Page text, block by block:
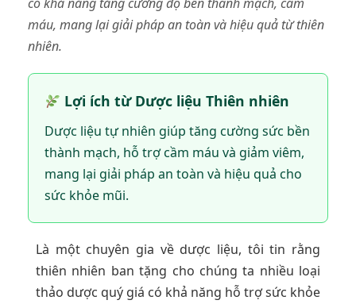
máu, mang lại giải pháp an toàn và hiệu quả từ thiên
nhiên.
Lợi ích từ Dược liệu Thiên nhiên
Dược liệu tự nhiên giúp tăng cường sức bền
thành mạch, hỗ trợ cầm máu và giảm viêm,
mang lại giải pháp an toàn và hiệu quả cho
sức khỏe mũi.
Là một chuyên gia về dược liệu, tôi tin rằng
thiên nhiên ban tặng cho chúng ta nhiều loại
thảo dược quý giá có khả năng hỗ trợ sức khỏe